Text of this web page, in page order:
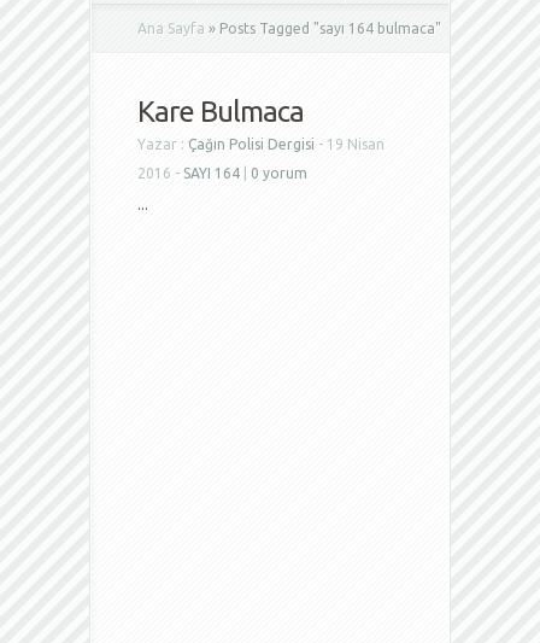
Ana Sayfa » Posts Tagged "sayı 164 bulmaca"
Kare Bulmaca
Yazar : Çağın Polisi Dergisi - 19 Nisan
2016 - SAYI 164
0 yorum
...